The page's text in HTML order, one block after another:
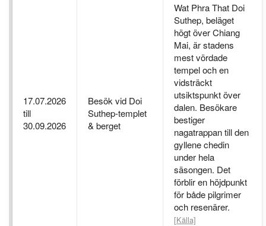
17.07.2026
till
30.09.2026
Besök vid Doi
Suthep-templet
& berget
Wat Phra That Doi
Suthep, beläget
högt över Chiang
Mai, är stadens
mest vördade
tempel och en
vidsträckt
utsiktspunkt över
dalen. Besökare
bestiger
nagatrappan till den
gyllene chedin
under hela
säsongen. Det
förblir en höjdpunkt
för både pilgrimer
och resenärer.
[Källa]